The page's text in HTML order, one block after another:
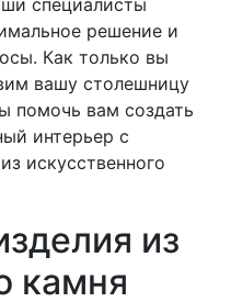
специалисты
решение и
Как только вы
вашу столешницу
помочь вам создать
интерьер с
искусственного
из
камня